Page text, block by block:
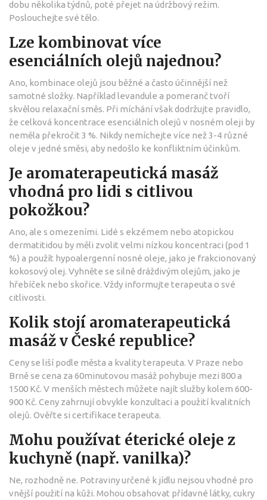
dobu několika týdnů, poté přejet na údržbový režim.
Poslouchejte své tělo.
Lze kombinovat více
esenciálních olejů najednou?
Ano, kombinace olejů jsou běžné a často účinnější než
samotné složky. Například levandule a pomeranč tvoří
skvělou relaxační směs. Při míchání však dodržujte pravidlo,
že celková koncentrace esenciálních olejů v nosném oleji by
neměla překročit 3 %. Nikdy nemíchejte více než 3-4 různé
oleje v jedné směsi, aby nedošlo ke konfliktním účinkům.
Je aromaterapeutická masáž
vhodná pro lidi s citlivou
pokožkou?
Ano, ale s omezeními. Lidé s ekzémem nebo atopickou
dermatitidou by měli zvolit velmi nízkou koncentraci (pod 1
%) a použít hypoalergenní nosné oleje, jako je frakcionovaný
kokosový olej. Vyhněte se silně dráždivým olejům, jako je
hřebíček nebo skořice. Vždy informujte terapeuta o své
citlivosti.
Kolik stojí aromaterapeutická
masáž v České republice?
Ceny se liší podle města a kvality terapeuta. V Praze nebo
Brně se cena za 60minutovou masáž pohybuje mezi 800 a
1500 Kč. V menších městech můžete najít služby kolem 600-
900 Kč. Ceny zahrnují obvykle konzultaci a použití kvalitních
olejů. Ověřte si certifikace terapeuta.
Mohu používat éterické oleje z
kuchyně (např. vanilka)?
Ne, rozhodně ne. Potraviny určené k jídlu nejsou vhodné pro
vnější použití na kůži. Mohou obsahovat přídavné látky, cukry